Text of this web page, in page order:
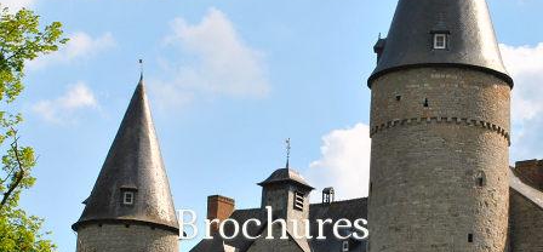
Brochures